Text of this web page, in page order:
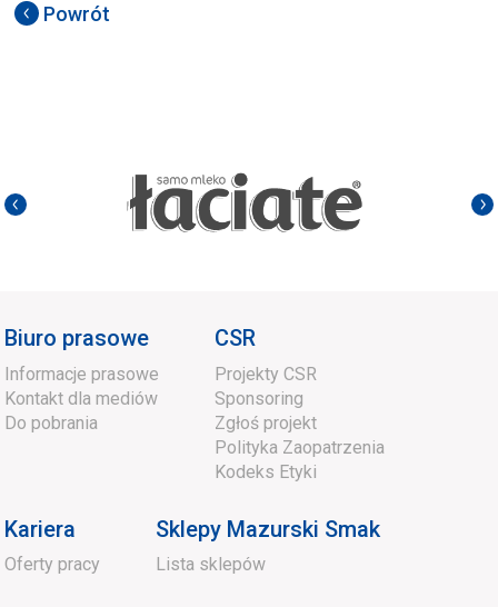
Powrót
Biuro prasowe
Informacje prasowe
Kontakt dla mediów
Do pobrania
CSR
Projekty CSR
Sponsoring
Zgłoś projekt
Polityka Zaopatrzenia
Kodeks Etyki
Kariera
Oferty pracy
Sklepy Mazurski Smak
Lista sklepów